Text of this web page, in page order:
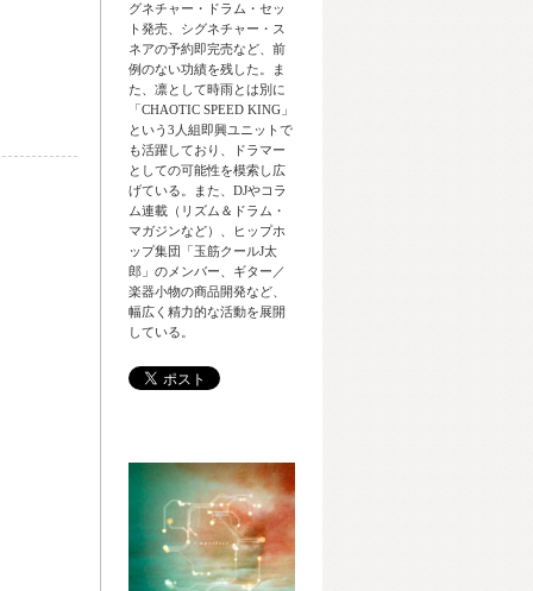
グネチャー・ドラム・セッ
ト発売、シグネチャー・ス
ネアの予約即完売など、前
例のない功績を残した。ま
た、凛として時雨とは別に
「CHAOTIC SPEED KING」
という3人組即興ユニットで
も活躍しており、ドラマー
としての可能性を模索し広
げている。また、DJやコラ
ム連載（リズム＆ドラム・
マガジンなど）、ヒップホ
ップ集団「玉筋クールJ太
郎」のメンバー、ギター／
楽器小物の商品開発など、
幅広く精力的な活動を展開
している。